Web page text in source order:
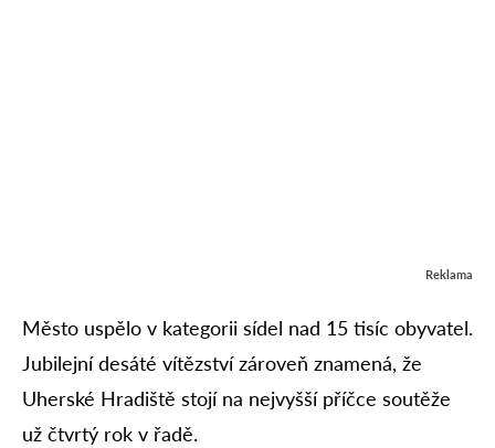
Reklama
Město uspělo v kategorii sídel nad 15 tisíc obyvatel.
Jubilejní desáté vítězství zároveň znamená, že
Uherské Hradiště stojí na nejvyšší příčce soutěže
už čtvrtý rok v řadě.